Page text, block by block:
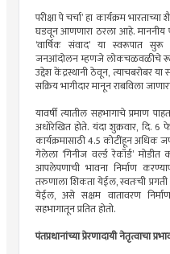
परीक्षा पे चर्चा‌’ हा कार्यक्रम
घडवून आणणारा ठरला आहे. माननीय
‌‘वार्षिक संवाद‌’ या स्वरूपात
जनआंदोलन म्हणजे लोकचळवळीचे रूप
उद्देश केंद्रस्थानी ठेवून, त्याचबरोबर
सक्रिय भागीदार मानून राबविला
यावर्षी त्यातील सहभागाचे प्रमाण
अधोरेखित होते. यंदा शुक्रवार, दि. 6
कार्यक्रमासाठी 4.5 कोटींहून अधिक
गेलेला ‌‘गिनीज वर्ल्ड रेकॉर्ड‌’ मोडीत
आपलेपणाची भावना निर्माण
तरुणाला शिकता येईल, स्वतःची
येईल, असे सक्षम वातावरण
सहभागातून प्रतित होतो.
पंतप्रधानांच्या प्रेरणादायी नेतृत्वाचा